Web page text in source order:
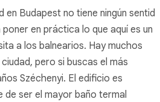
en Budapest no tiene ningún
en práctica lo que aquí es un
a los balnearios. Hay muchos
pero si buscas el más
Széchenyi. El edificio es
de ser el mayor baño termal